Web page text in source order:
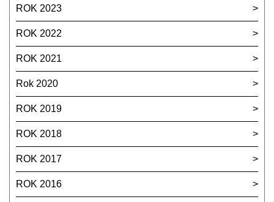
ROK 2023
ROK 2022
ROK 2021
Rok 2020
ROK 2019
ROK 2018
ROK 2017
ROK 2016